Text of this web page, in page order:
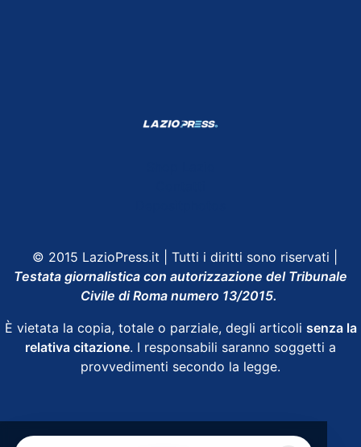
© 2015 LazioPress.it | Tutti i diritti sono riservati |
Testata giornalistica con autorizzazione del Tribunale
Civile di Roma numero 13/2015.
È vietata la copia, totale o parziale, degli articoli senza la
relativa citazione. I responsabili saranno soggetti a
provvedimenti secondo la legge.